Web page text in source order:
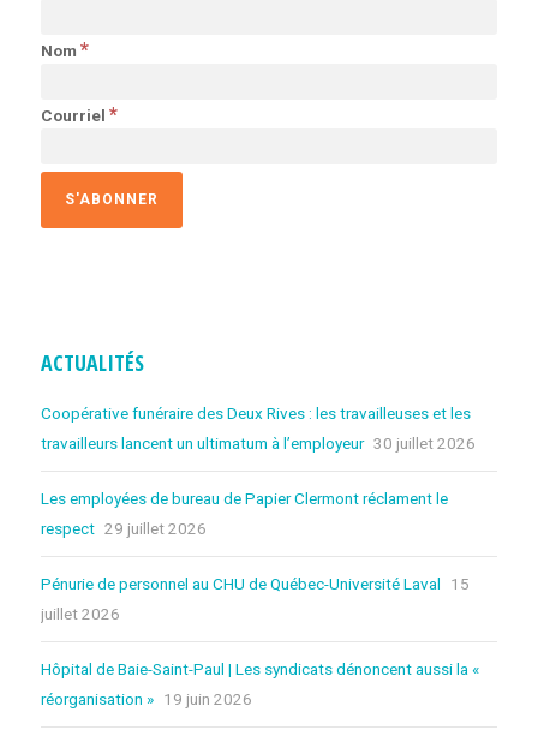
Nom*
Courriel*
ACTUALITÉS
Coopérative funéraire des Deux Rives : les travailleuses et les
travailleurs lancent un ultimatum à l’employeur 30 juillet 2026
Les employées de bureau de Papier Clermont réclament le
respect 29 juillet 2026
Pénurie de personnel au CHU de Québec-Université Laval
15
juillet 2026
Hôpital de Baie-Saint-Paul | Les syndicats dénoncent aussi la «
réorganisation » 19 juin 2026